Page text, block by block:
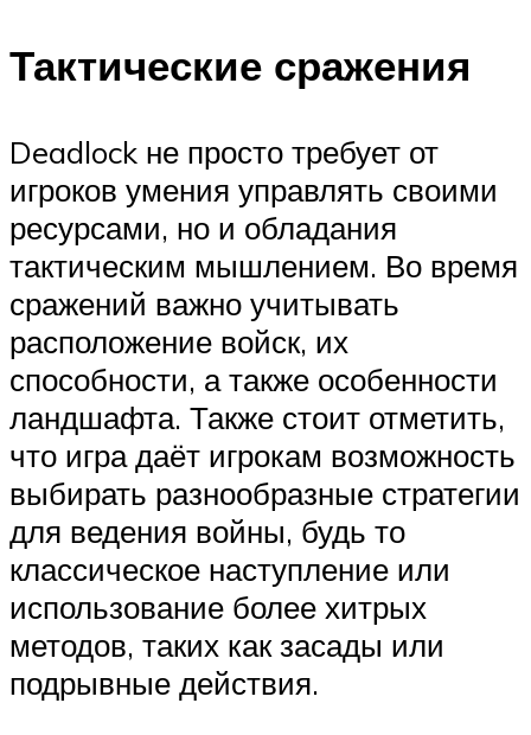
Тактические сражения
Deadlock не просто требует от
игроков умения управлять своими
ресурсами, но и обладания
тактическим мышлением. Во время
сражений важно учитывать
расположение войск, их
способности, а также особенности
ландшафта. Также стоит отметить,
что игра даёт игрокам возможность
выбирать разнообразные стратегии
для ведения войны, будь то
классическое наступление или
использование более хитрых
методов, таких как засады или
подрывные действия.